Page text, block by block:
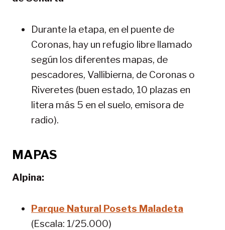
Durante la etapa, en el puente de
Coronas, hay un refugio libre llamado
según los diferentes mapas, de
pescadores, Vallibierna, de Coronas o
Riveretes (buen estado, 10 plazas en
litera más 5 en el suelo, emisora de
radio).
MAPAS
Alpina:
Parque Natural Posets Maladeta
(Escala: 1/25.000)